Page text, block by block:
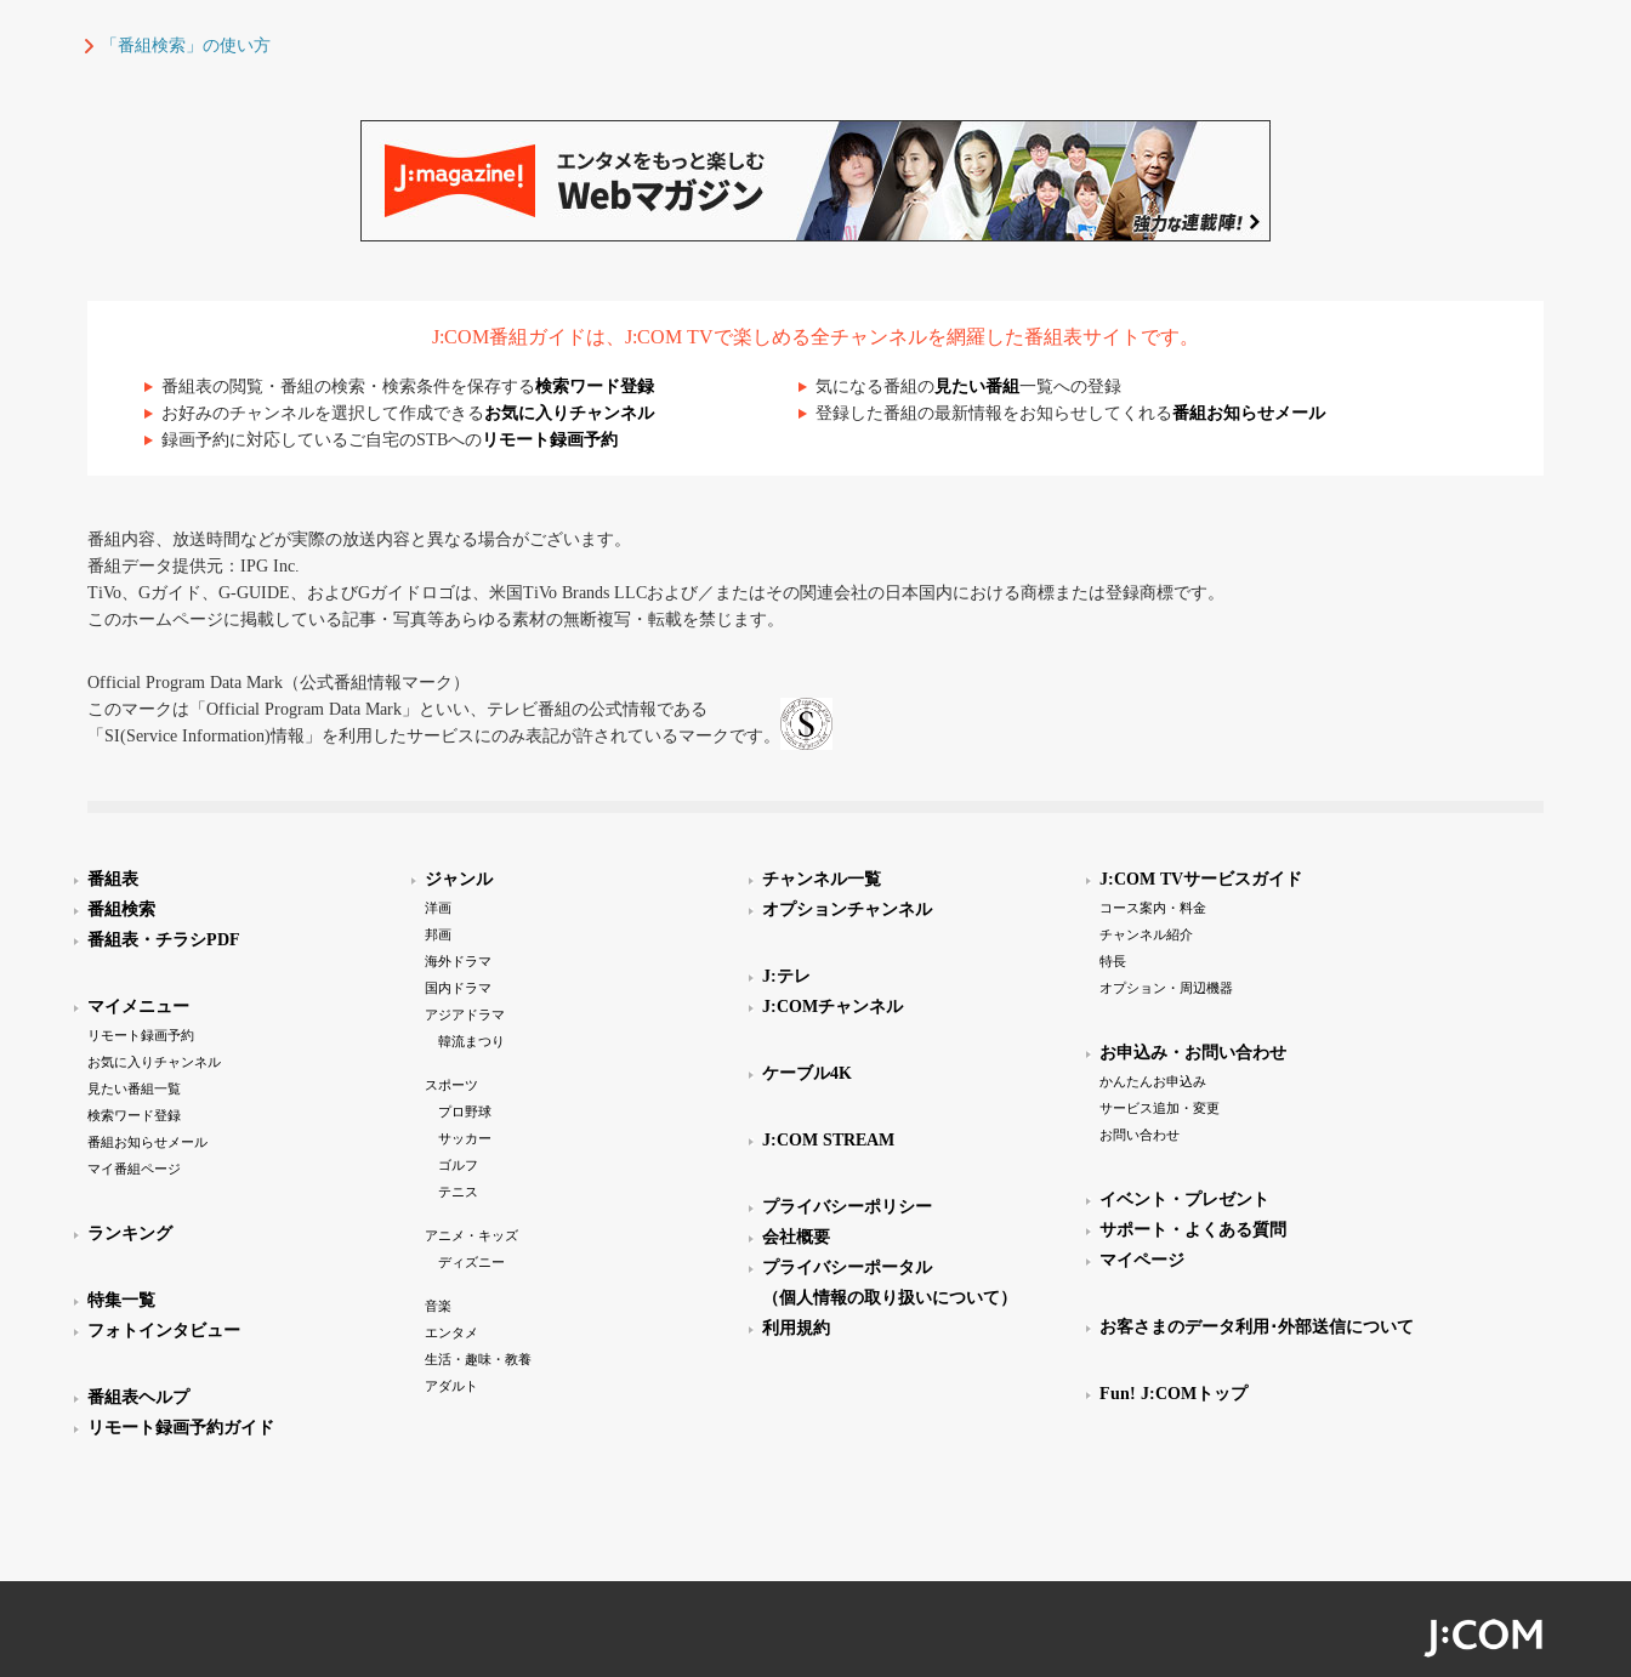
「番組検索」の使い方
J:COM番組ガイドは、J:COM TVで楽しめる全チャンネルを網羅した番組表サイトです。
番組表の閲覧・番組の検索・検索条件を保存する検索ワード登録 気になる番組の見たい番組 一覧への登録
お好みのチャンネルを選択して作成できる お気に入りチャンネル 登録した番組の最新情報をお知らせしてくれる番組お知らせメール
録画予約に対応しているご自宅のSTBへの リモート録画予約
番組内容、放送時間などが実際の放送内容と異なる場合がございます。
番組データ提供元：IPG Inc.
TiVo、Gガイド、G-GUIDE、およびGガイドロゴは、米国TiVo Brands LLCおよび／またはその関連会社の日本国内における商標または登録商標です。
このホームページに掲載している記事・写真等あらゆる素材の無断複写・転載を禁じます。
Official Program Data Mark（公式番組情報マーク）
このマークは「Official Program Data Mark」といい、テレビ番組の公式情報である
「SI(Service Information)情報」を利用したサービスにのみ表記が許されているマークです。
番組表
番組検索
番組表・チラシPDF
マイメニュー
リモート録画予約
お気に入りチャンネル
見たい番組一覧
検索ワード登録
番組お知らせメール
マイ番組ページ
ランキング
特集一覧
フォトインタビュー
番組表ヘルプ
リモート録画予約ガイド
ジャンル
洋画
邦画
海外ドラマ
国内ドラマ
アジアドラマ
韓流まつり
スポーツ
プロ野球
サッカー
ゴルフ
テニス
アニメ・キッズ
ディズニー
音楽
エンタメ
生活・趣味・教養
アダルト
チャンネル一覧
オプションチャンネル
J:テレ
J:COMチャンネル
ケーブル4K
J:COM STREAM
プライバシーポリシー
会社概要
プライバシーポータル
（個人情報の取り扱いについて）
利用規約
J:COM TVサービスガイド
コース案内・料金
チャンネル紹介
特長
オプション・周辺機器
お申込み・お問い合わせ
かんたんお申込み
サービス追加・変更
お問い合わせ
イベント・プレゼント
サポート・よくある質問
マイページ
お客さまのデータ利用･外部送信について
Fun! J:COMトップ